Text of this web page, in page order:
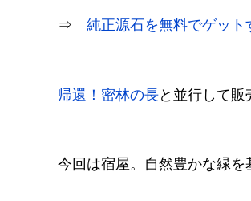
⇒ 純正源石を無料でゲット
帰還！密林の長と並行して販
今回は宿屋。自然豊かな緑を